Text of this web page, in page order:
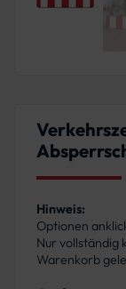
Hinweis:
Optionen
Nur vollständig
Warenkorb